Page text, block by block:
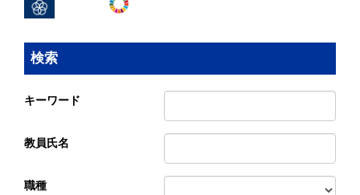
検索
キーワード
教員氏名
職種